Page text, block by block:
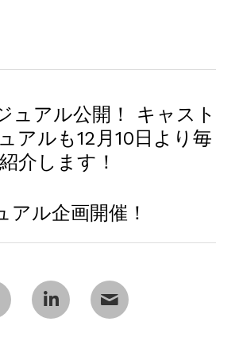
ュアル公開！ キャスト
アルも12月10日より毎
介します！
アル企画開催！